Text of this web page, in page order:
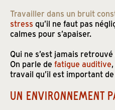
Travailler dans un bruit
stress qu’il ne faut pas
calmes pour s’apaiser.
Qui ne s’est jamais
On parle de fatigue auditive
travail qu’il est important
UN ENVIRONNEMENT